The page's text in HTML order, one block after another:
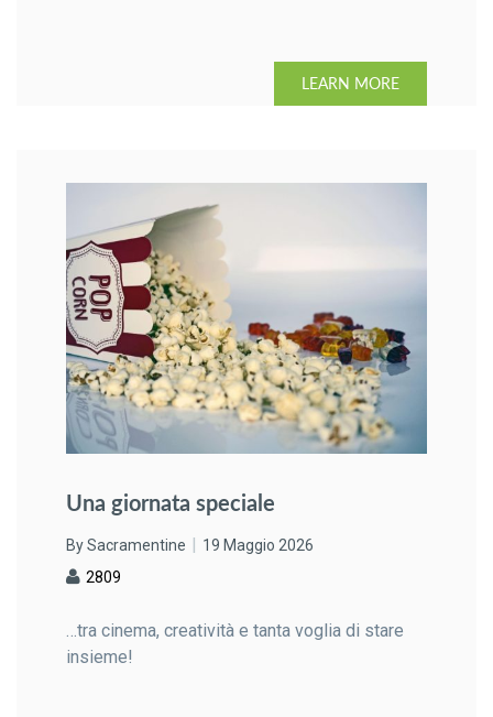
LEARN MORE
Una giornata speciale
By Sacramentine
19 Maggio 2026
2809
…tra cinema, creatività e tanta voglia di stare
insieme!